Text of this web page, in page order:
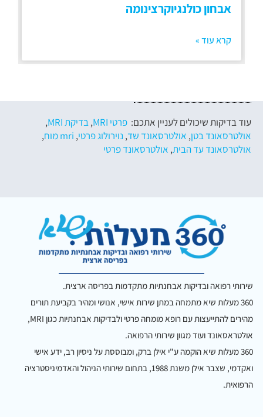
אבחון כולנגיוקרצינומה
קרא עוד »
עוד בדיקות שיכולים לעניין אתכם: פרטי MRI ,בדיקת MRI
,
אולטרסאונד בטן, אולטרסאונד שד, נוירולוג פרטי, mri מוח
,
אולטרסאונד עד הבית, אולטרסאונד פרטי
שירותי רפואה ובדיקות אבחנתיות מתקדמות בפריסה ארצית.
360 מעלות שיא מתמחה במתן שירות אישי, אנושי ומהיר בקביעת תורים
מהירים להתייעצות עם רופא מומחה פרטי ולבדיקות אבחנתיות כגון MRI,
אולטראסאונד ועוד מגוון שירותי הרפואה.
360 מעלות שיא הוקמה ע"י אילן ברק, ומבוססת על ניסיון רב, ידע אישי
ואקדמי, שצבר אילן משנת 1988, בתחום שירותי הניהול והאדמיניסטרציה
הרפואית.